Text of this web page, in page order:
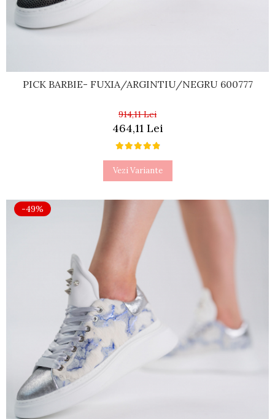
PICK BARBIE- FUXIA/ARGINTIU/NEGRU 600777
914,11 Lei
464,11 Lei
Vezi Variante
-49%